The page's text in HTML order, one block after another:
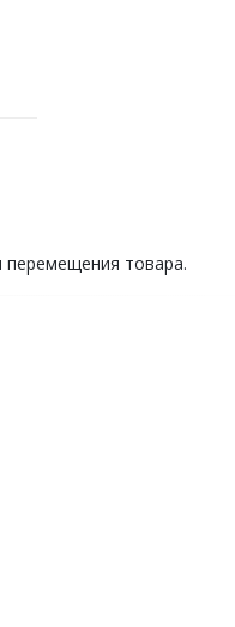
перемещения товара.